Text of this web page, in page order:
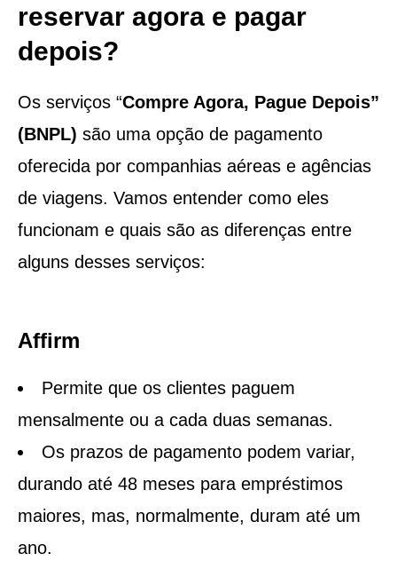
reservar agora e pagar
depois?
Os serviços “Compre Agora, Pague Depois”
(BNPL) são uma opção de pagamento
oferecida por companhias aéreas e agências
de viagens. Vamos entender como eles
funcionam e quais são as diferenças entre
alguns desses serviços:
Affirm
Permite que os clientes paguem
mensalmente ou a cada duas semanas.
Os prazos de pagamento podem variar,
durando até 48 meses para empréstimos
maiores, mas, normalmente, duram até um
ano.